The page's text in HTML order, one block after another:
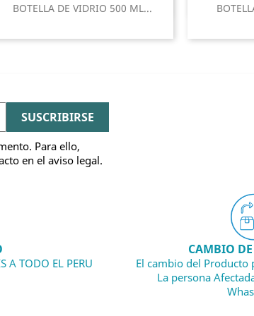
BOTELLA DE VIDRIO 500 ML...
 Vista rápida 
Para ello,
en el aviso legal.
A TODO EL PERU
CAMBIO
El cambio del Producto
La persona